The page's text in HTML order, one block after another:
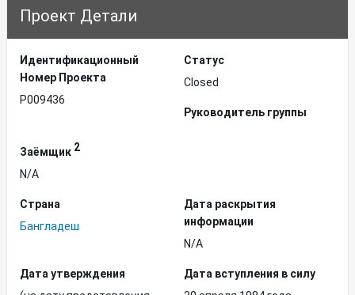
Проект Детали
Идентификационный
Hомер Проекта
P009436
Статус
Closed
Руководитель группы
Заёмщик 2
N/A
Страна
Бангладеш
Дата раскрытия
информации
N/A
Дата утверждения
Дата вступления в силу